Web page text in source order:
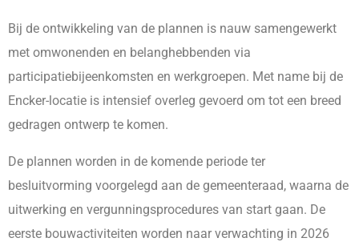
Bij de ontwikkeling van de plannen is nauw samengewerkt
met omwonenden en belanghebbenden via
participatiebijeenkomsten en werkgroepen. Met name bij de
Encker-locatie is intensief overleg gevoerd om tot een breed
gedragen ontwerp te komen.
De plannen worden in de komende periode ter
besluitvorming voorgelegd aan de gemeenteraad, waarna de
uitwerking en vergunningsprocedures van start gaan. De
eerste bouwactiviteiten worden naar verwachting in 2026